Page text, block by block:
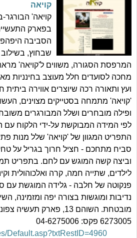
קויאה
קויאה' הבורגר-
בפארק
הסביבה
שבחוץ,
המרפסת הסגורה, משווים ל'קויאה'
מחכה לסועדים חלל מעוצב בחינניות
ועץ ותאורה רכה שיוצרים אווירה
'קויאה' מתמחה בסטייקים מצוינים,
ופילה מובחרים ושלל המבורגרים
לפי המידה המבוקשת על-ידי הלקוח עם
התפריט המגוון של 'קויאה' שלל מנות
סביח מתחכם - חציל חרוך בגריל על
וביצה קשה המוגש עם לחם. בתפריט
לילדים, שתייה חמה, קרה ואלכוהולית
פנקוטה של חלבה - גלידה המוגשת עם
נדיבות ומוגשות בצורה יפה ומזמינה,
6273005 פקס: 04-6275006
Default.asp?txtRestID=4960